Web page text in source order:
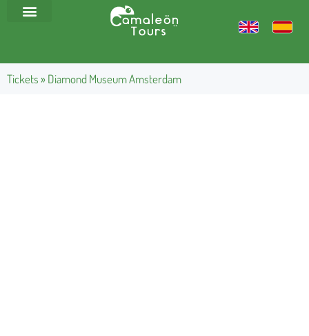
Tickets»Diamond Museum Amsterdam